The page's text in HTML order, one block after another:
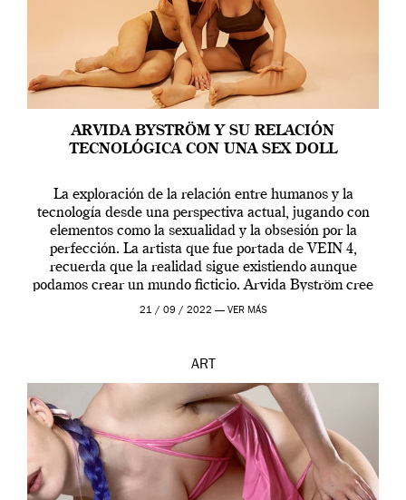
ARVIDA BYSTRÖM Y SU RELACIÓN
TECNOLÓGICA CON UNA SEX DOLL
La exploración de la relación entre humanos y la
tecnología desde una perspectiva actual, jugando con
elementos como la sexualidad y la obsesión por la
perfección. La artista que fue portada de VEIN 4,
recuerda que la realidad sigue existiendo aunque
podamos crear un mundo ficticio. Arvida Byström cree
que los humanos tienen un complejo […]
21 / 09 / 2022 — VER MÁS
ART